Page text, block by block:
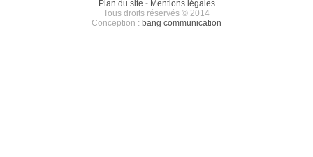
Plan du site - Mentions légales
Tous droits réservés © 2014
Conception : bang communication